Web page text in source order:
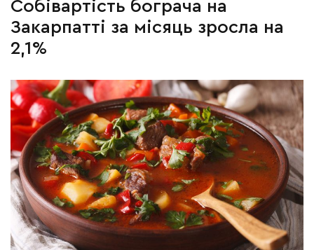
Собівартість бограча на
Закарпатті за місяць зросла на
2,1%